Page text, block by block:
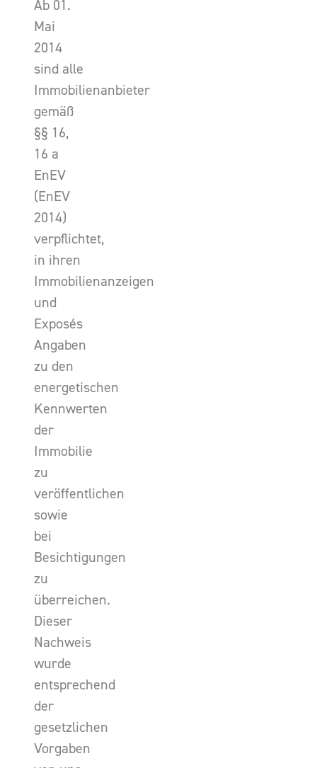
Ab 01.
Mai
2014
sind alle
Immobilienanbieter
gemäß
§§ 16,
16 a
EnEV
(EnEV
2014)
verpflichtet,
in ihren
Immobilienanzeigen
und
Exposés
Angaben
zu den
energetischen
Kennwerten
der
Immobilie
zu
veröffentlichen
sowie
bei
Besichtigungen
zu
überreichen.
Dieser
Nachweis
wurde
entsprechend
der
gesetzlichen
Vorgaben